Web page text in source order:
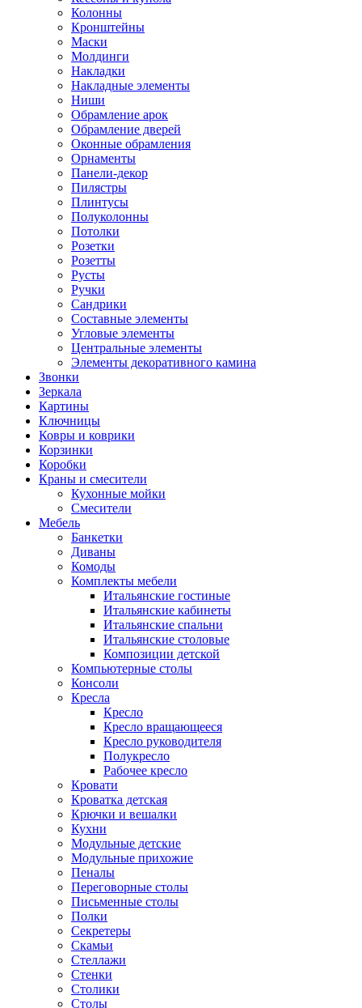
Колонны
Кронштейны
Маски
Молдинги
Накладки
Накладные элементы
Ниши
Обрамление арок
Обрамление дверей
Оконные обрамления
Орнаменты
Панели-декор
Пилястры
Плинтусы
Полуколонны
Потолки
Розетки
Розетты
Русты
Ручки
Сандрики
Составные элементы
Угловые элементы
Центральные элементы
Элементы декоративного камина
Звонки
Зеркала
Картины
Ключницы
Ковры и коврики
Корзинки
Коробки
Краны и смесители
Кухонные мойки
Смесители
Мебель
Банкетки
Диваны
Комоды
Комплекты мебели
Итальянские гостиные
Итальянские кабинеты
Итальянские спальни
Итальянские столовые
Композиции детской
Компьютерные столы
Консоли
Кресла
Кресло
Кресло вращающееся
Кресло руководителя
Полукресло
Рабочее кресло
Кровати
Кроватка детская
Крючки и вешалки
Кухни
Модульные детские
Модульные прихожие
Пеналы
Переговорные столы
Письменные столы
Полки
Секретеры
Скамьи
Стеллажи
Стенки
Столики
Столы